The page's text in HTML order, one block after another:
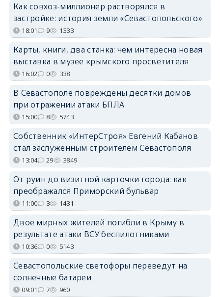
Как совхоз-миллионер растворялся в
застройке: история земли «Севастопольского»
18:01 9 1333
Карты, книги, два станка: чем интересна новая
выставка в музее крымского просветителя
16:02 0 338
В Севастополе повреждены десятки домов
при отражении атаки БПЛА
15:00 8 5743
Собственник «ИнтерСтроя» Евгений Кабанов
стал заслуженным строителем Севастополя
13:04 29 3849
От руин до визитной карточки города: как
преображался Приморский бульвар
11:00 3 1431
Двое мирных жителей погибли в Крыму в
результате атаки ВСУ беспилотниками
10:36 0 5143
Севастопольские светофоры переведут на
солнечные батареи
09:01 7 960